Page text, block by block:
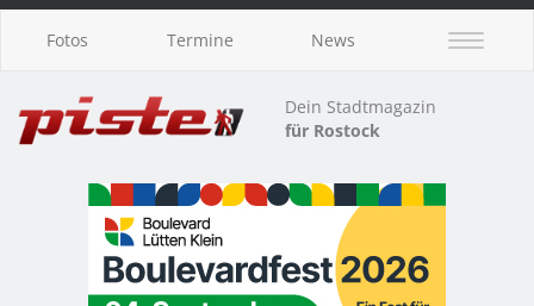
Fotos Termine News
Dein Stadtmagazin
für Rostock